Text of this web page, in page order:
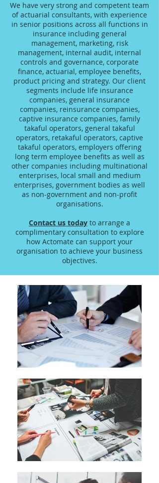
We have very strong and competent team
of actuarial consultants, with experience
in senior positions across all functions in
insurance including general
management, marketing, risk
management, internal audit, internal
controls and governance, corporate
finance, actuarial, employee benefits,
product pricing and strategy. Our client
segments include life insurance
companies, general insurance
companies, reinsurance companies,
captive insurance companies, family
takaful operators, general takaful
operators, retakaful operators, captive
takaful operators, employers offering
long term employee benefits as well as
other companies including multinational
enterprises, local small and medium
enterprises, government bodies as well
as non-government and non-profit
organisations.
Contact us today to arrange a
complimentary consultation to explore
how Actomate can support your
organisation to achieve your business
objectives.